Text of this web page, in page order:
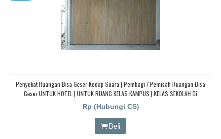
Penyekat Ruangan Bisa Geser Kedap Suara | Pembagi / Pemisah Ruangan Bisa
Geser UNTUK HOTEL | UNTUK RUANG KELAS KAMPUS | KELAS SEKOLAH Di
BANDUNG, JAKARTA, BEKASI, TANGERANG
Rp (Hubungi CS)
Beli